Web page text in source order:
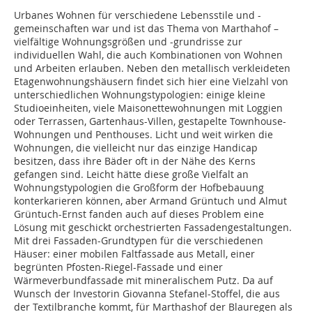
Urbanes Wohnen für verschiedene Lebensstile und -
gemeinschaften war und ist das Thema von Marthahof –
vielfältige Wohnungsgrößen und -grundrisse zur
individuellen Wahl, die auch Kombinationen von Wohnen
und Arbeiten erlauben. Neben den metallisch verkleideten
Etagenwohnungshäusern findet sich hier eine Vielzahl von
unterschiedlichen Wohnungstypologien: einige kleine
Studioeinheiten, viele Maisonettewohnungen mit Loggien
oder Terrassen, Gartenhaus-Villen, gestapelte Townhouse-
Wohnungen und Penthouses. Licht und weit wirken die
Wohnungen, die vielleicht nur das einzige Handicap
besitzen, dass ihre Bäder oft in der Nähe des Kerns
gefangen sind. Leicht hätte diese große Vielfalt an
Wohnungstypologien die Großform der Hofbebauung
konterkarieren können, aber Armand Grüntuch und Almut
Grüntuch-Ernst fanden auch auf dieses Problem eine
Lösung mit geschickt orchestrierten Fassadengestaltungen.
Mit drei Fassaden-Grundtypen für die verschiedenen
Häuser: einer mobilen Faltfassade aus Metall, einer
begrünten Pfosten-Riegel-Fassade und einer
Wärmeverbundfassade mit mineralischem Putz. Da auf
Wunsch der Investorin Giovanna Stefanel-Stoffel, die aus
der Textilbranche kommt, für Marthashof der Blauregen als